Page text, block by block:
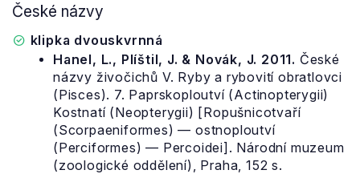
České názvy
klipka dvouskvrnná
Hanel, L., Plíštil, J. & Novák, J. 2011. České
názvy živočichů V. Ryby a rybovití obratlovci
(Pisces). 7. Paprskoploutví (Actinopterygii)
Kostnatí (Neopterygii) [Ropušnicotvaří
(Scorpaeniformes) — ostnoploutví
(Perciformes) — Percoidei]. Národní muzeum
(zoologické oddělení), Praha, 152 s.